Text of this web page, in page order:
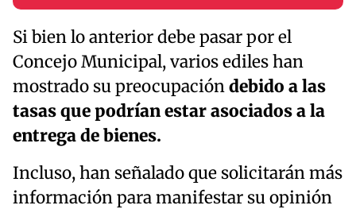
Si bien lo anterior debe pasar por el
Concejo Municipal, varios ediles han
mostrado su preocupacióndebido a las
tasas que podrían estar asociados a la
entrega de bienes.
Incluso, han señalado que solicitarán más
información para manifestar su opinión